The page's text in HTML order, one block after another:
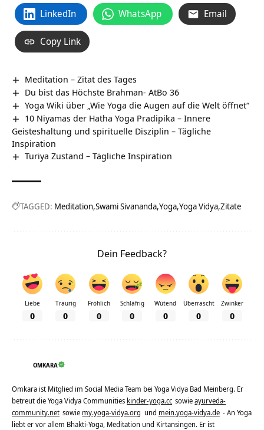
LinkedIn WhatsApp Email
Copy Link
Meditation – Zitat des Tages
Du bist das Höchste Brahman- AtBo 36
Yoga Wiki über „Wie Yoga die Augen auf die Welt öffnet“
10 Niyamas der Hatha Yoga Pradipika – Innere
Geisteshaltung und spirituelle Disziplin – Tägliche
Inspiration
Turiya Zustand – Tägliche Inspiration
TAGGED: Meditation Swami Sivananda Yoga Yoga Vidya Zitate
Dein Feedback?
Liebe
0
Traurig
0
Fröhlich
0
Schläfrig
0
Wütend
0
Überrascht
0
Zwinker
0
OMKARA
Omkara ist Mitglied im Social Media Team bei Yoga Vidya Bad Meinberg. Er
betreut die Yoga Vidya Communities kinder-yoga.cc sowieayurveda-
community.net sowie my.yoga-vidya.org und mein.yoga-vidya.de - An Yoga
liebt er vor allem Bhakti-Yoga, Meditation und Kirtansingen. Er ist